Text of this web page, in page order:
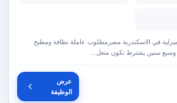
في الاسكندرية مصرمطلوب عاملة نظافة ومطبخ
سنين يشترط تكون متعل…
عرض
الوظيفة